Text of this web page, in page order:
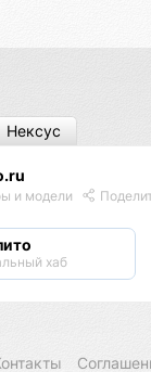
и модели
хаб
Нексус